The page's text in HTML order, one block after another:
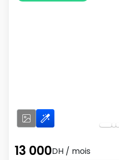
13 000DH / mois